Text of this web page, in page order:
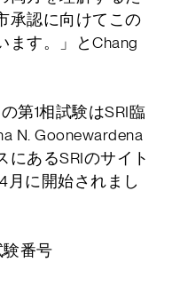
承認に向けてこの
ます。」とChang
第1相試験はSRI臨
N. Goonewardena
あるSRIのサイト
に開始されまし
番号
よりご連絡させていた
けますと幸いです。